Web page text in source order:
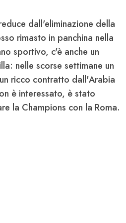
dall'eliminazione della
rimasto in panchina nella
sportivo, c'è anche un
nelle scorse settimane un
ricco contratto dall'Arabia
è interessato, è stato
la Champions con la Roma.